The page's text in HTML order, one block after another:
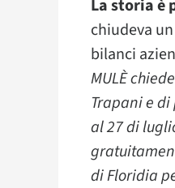
La storia è
chiudeva
bilanci
MULÈ
Trapani e
al 27 di
di Floridia